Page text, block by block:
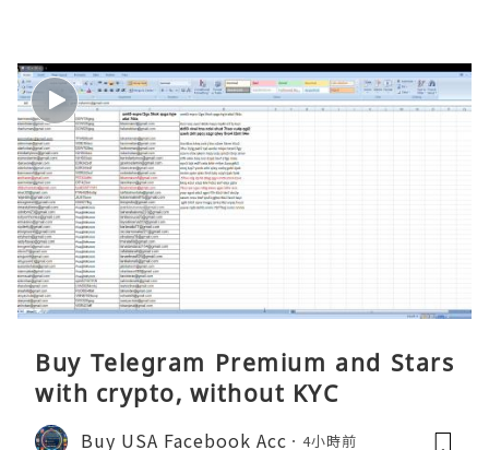
Buy Telegram Premium and Stars
with crypto, without KYC
Buy USA Facebook Acc 4小時前